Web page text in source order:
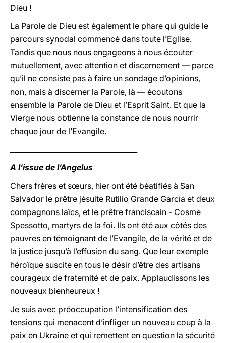
Dieu !
La Parole de Dieu est également le phare qui guide le
parcours synodal commencé dans toute l’Eglise.
Tandis que nous nous engageons à nous écouter
mutuellement, avec attention et discernement — parce
qu’il ne consiste pas à faire un sondage d’opinions,
non, mais à discerner la Parole, là — écoutons
ensemble la Parole de Dieu et l’Esprit Saint. Et que la
Vierge nous obtienne la constance de nous nourrir
chaque jour de l’Evangile.
A l’issue de l’Angelus
Chers frères et sœurs, hier ont été béatifiés à San
Salvador le prêtre jésuite Rutilio Grande García et deux
compagnons laïcs, et le prêtre franciscain - Cosme
Spessotto, martyrs de la foi. Ils ont été aux côtés des
pauvres en témoignant de l’Evangile, de la vérité et de
la justice jusqu’à l’effusion du sang. Que leur exemple
héroïque suscite en tous le désir d’être des artisans
courageux de fraternité et de paix. Applaudissons les
nouveaux bienheureux !
Je suis avec préoccupation l’intensification des
tensions qui menacent d’infliger un nouveau coup à la
paix en Ukraine et qui remettent en question la sécurité